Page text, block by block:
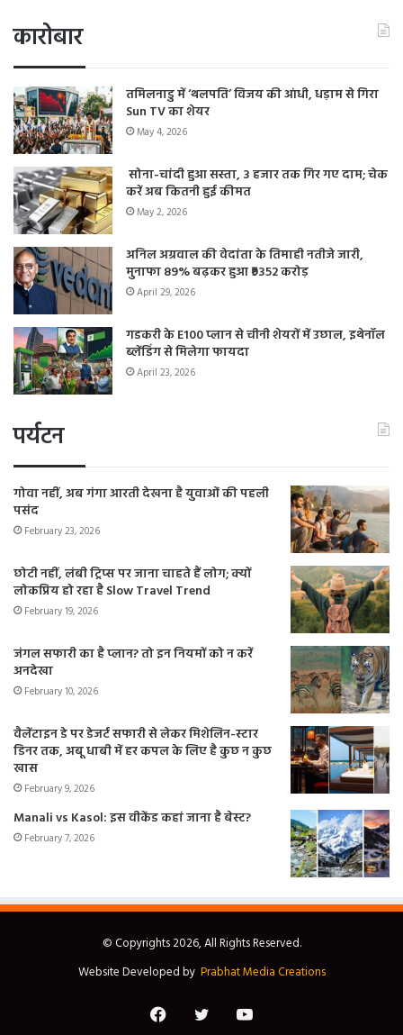
कारोबार
तमिलनाडु में ‘थलपति’ विजय की आंधी, धड़ाम से गिरा
Sun TV का शेयर
May 4, 2026
सोना-चांदी हुआ सस्ता, 3 हजार तक गिर गए दाम; चेक
करें अब कितनी हुई कीमत
May 2, 2026
अनिल अग्रवाल की वेदांता के तिमाही नतीजे जारी,
मुनाफा 89% बढ़कर हुआ ₹9352 करोड़
April 29, 2026
गडकरी के E100 प्लान से चीनी शेयरों में उछाल, इथेनॉल
ब्लेंडिंग से मिलेगा फायदा
April 23, 2026
पर्यटन
गोवा नहीं, अब गंगा आरती देखना है युवाओं की पहली
पसंद
February 23, 2026
छोटी नहीं, लंबी ट्रिप्स पर जाना चाहते हैं लोग; क्यों
लोकप्रिय हो रहा है Slow Travel Trend
February 19, 2026
जंगल सफारी का है प्लान? तो इन नियमों को न करें
अनदेखा
February 10, 2026
वैलेंटाइन डे पर डेजर्ट सफारी से लेकर मिशेलिन-स्टार
डिनर तक, अबू धाबी में हर कपल के लिए है कुछ न कुछ
खास
February 9, 2026
Manali vs Kasol: इस वीकेंड कहां जाना है बेस्ट?
February 7, 2026
© Copyrights 2026, All Rights Reserved.
Website Developed by Prabhat Media Creations
FacebookTwitterYouTube